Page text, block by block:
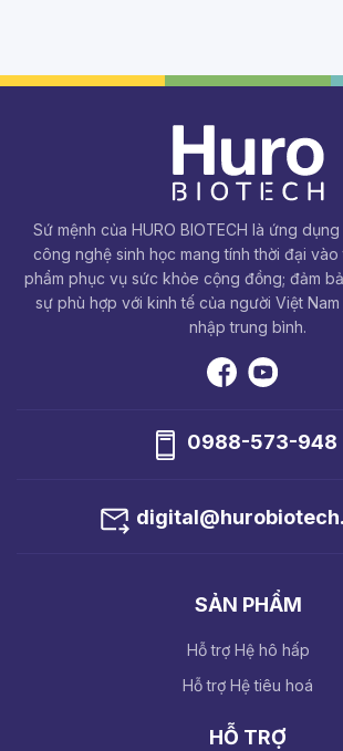
Sứ mệnh của HURO BIOTECH là ứng
công nghệ sinh học mang tính thời đại
phẩm phục vụ sức khỏe cộng đồng; đảm
sự phù hợp với kinh tế của người Việt
nhập trung bình.
0988-573-948
SẢN PHẨM
Hỗ trợ Hệ hô hấp
Hỗ trợ Hệ tiêu hoá
HỖ TRỢ